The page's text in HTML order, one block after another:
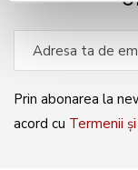
Prin abonarea la
acord cu Termenii